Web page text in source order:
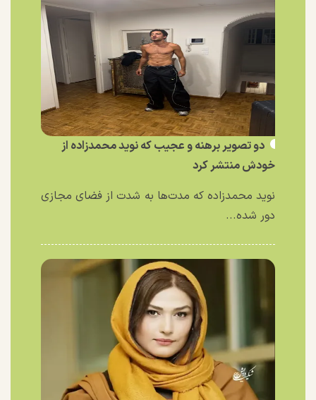
دو تصویر برهنه و عجیب که نوید محمدزاده از
خودش منتشر کرد
نوید محمدزاده که مدت‌ها به شدت از فضای مجازی
دور شده...